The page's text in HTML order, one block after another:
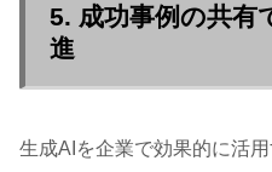
5. 成功事例の共有
進
生成AIを企業で効果的に活